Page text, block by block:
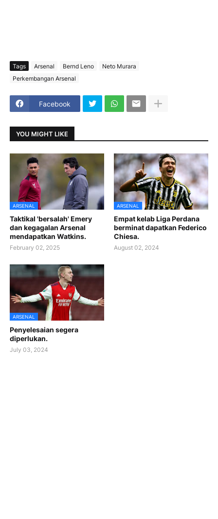
Tags Arsenal Bernd Leno
Neto Murara
Perkembangan Arsenal
Facebook
YOU MIGHT LIKE
ARSENAL
Taktikal 'bersalah' Emery
dan kegagalan Arsenal
mendapatkan Watkins.
February 02, 2025
ARSENAL
Empat kelab Liga Perdana
berminat dapatkan Federico
Chiesa.
August 02, 2024
ARSENAL
Penyelesaian segera
diperlukan.
July 03, 2024